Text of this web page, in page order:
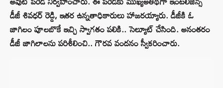
డీజీ శివధర్ రెడ్డి, ఇతర ఉన్నతాధికారులు హాజరయ్యారు. డీజీకి ఓ
జాగిలం పూలబొకే ఇచ్చి స్వాగతం పలికి.. సెల్యూట్ చేసింది. అనంతరం
డీజీ జాగిలాలను పరిశీలించి.. గౌరవ వందనం స్వీకరించారు.